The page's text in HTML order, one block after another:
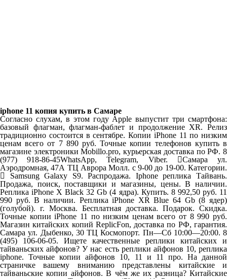
iphone 11 копия купить в Самаре
Согласно слухам, в этом году Apple выпустит три смартфона:
базовый флагман, флагман-фаблет и продолжение XR. Релиз
традиционно состоится в сентябре. Копии iPhone 11 по низким
ценам всего от 7 890 руб. Точные копии телефонов купить в
магазине электроники Mobillo.pro, курьерская доставка по РФ. 8
(977) 918-86-45WhatsApp, Telegram, Viber. Самара ул.
Аэродромная, 47А ТЦ Аврора Молл. c 9-00 до 19-00. Категории.
 Samsung Galaxy S9. Распродажа. Iphone реплика Тайвань.
Продажа, поиск, поставщики и магазины, цены. В наличии.
Реплика iPhone X Black 32 Gb (4 ядра). Купить. 8 992,50 руб. 11
990 руб. В наличии. Реплика iPhone XR Blue 64 Gb (8 ядер)
(голубой). г. Москва. Бесплатная доставка. Подарок. Скидка.
Точные копии iPhone 11 по низким ценам всего от 8 990 руб.
Магазин китайских копий ReplicFon, доставка по РФ, гарантия.
Самара ул. Дыбенко, 30 ТЦ Космопорт. Пн—Сб 10:00—20:00. 8
(495) 106-06-05. Ищете качественные реплики китайских и
тайваньских айфонов? У нас есть реплики айфонов 10, реплика
iphone. Точные копии айфонов 10, 11 и 11 про. На данной
страничке вашему вниманию представлены китайские и
тайваньские копии айфонов. В чём же их разница? Китайские